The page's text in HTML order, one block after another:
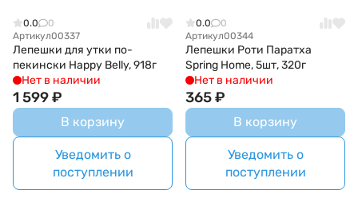
0.0
0
Артикул00337
Лепешки для утки по-
пекински Happy Belly, 918г
Нет в наличии
1 599₽
В корзину
Уведомить о
поступлении
0.0
0
Артикул00344
Лепешки Роти Паратха
Spring Home, 5шт, 320г
Нет в наличии
365₽
В корзину
Уведомить о
поступлении